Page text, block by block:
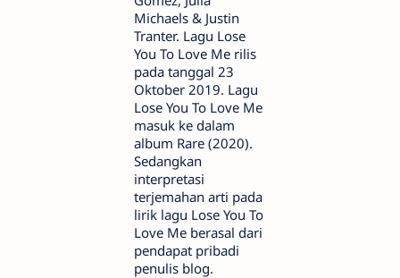
Michaels & Justin
Tranter. Lagu Lose
You To Love Me rilis
pada tanggal 23
Oktober 2019. Lagu
Lose You To Love Me
masuk ke dalam
album Rare (2020).
Sedangkan
interpretasi
terjemahan arti pada
lirik lagu Lose You To
Love Me berasal dari
pendapat pribadi
penulis blog.